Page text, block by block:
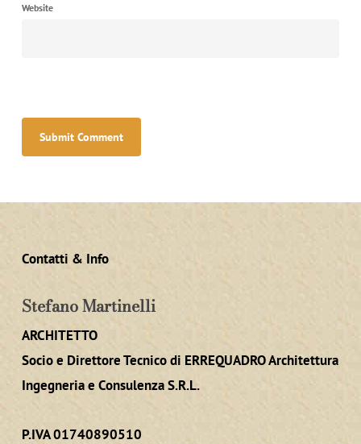
Website
Contatti & Info
Stefano Martinelli
ARCHITETTO
Socio e Direttore Tecnico di ERREQUADRO Architettura
Ingegneria e Consulenza S.R.L.
P.IVA 01740890510